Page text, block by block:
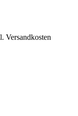
Versandkosten